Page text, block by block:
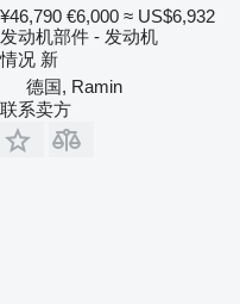
¥46,790 €6,000 ≈ US$6,932
发动机部件 - 发动机
情况 新
德国, Ramin
联系卖方